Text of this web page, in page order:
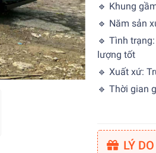
🔹 Khung
🔹 Năm sản
🔹 Tình
lượng tốt
🔹 Xuất xứ:
🔹 Thời gian
LÝ